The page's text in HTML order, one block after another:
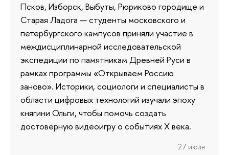
Псков, Изборск, Выбуты, Рюриково городище и
Старая Ладога — студенты московского и
петербургского кампусов приняли участие в
междисциплинарной исследовательской
экспедиции по памятникам Древней Руси в
рамках программы «Открываем Россию
заново». Историки, социологи и специалисты в
области цифровых технологий изучали эпоху
княгини Ольги, чтобы помочь создать
достоверную видеоигру о событиях X века.
27 июля